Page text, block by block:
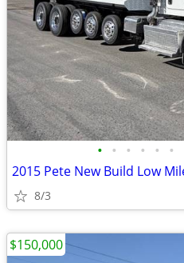
• • • • • •
2015 Pete New Build Low
8/3
$150,000